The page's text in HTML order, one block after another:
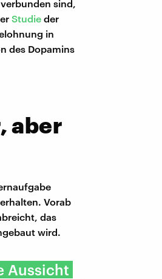
sind,
Studie der
in
des Dopamins
aber
Vorab
das
wird.
Aussicht